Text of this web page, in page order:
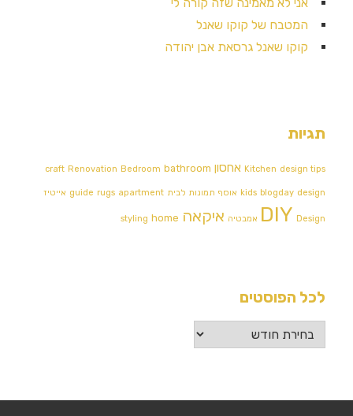
המטבח של קוקו שאנל
קוקו שאנל גרסאת אבן יהודה
תגיות
Kitchen design tips אחסון craft Renovation Bedroom bathroom
kids blogday design אוסף תמונות לבית guide rugs apartment אייטיז
DIY Design אמבטיה איקאה styling home
לכל הפוסטים
לכל
הפוסטים